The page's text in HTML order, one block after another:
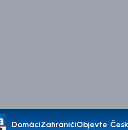
DomácíZahraničíObjevte